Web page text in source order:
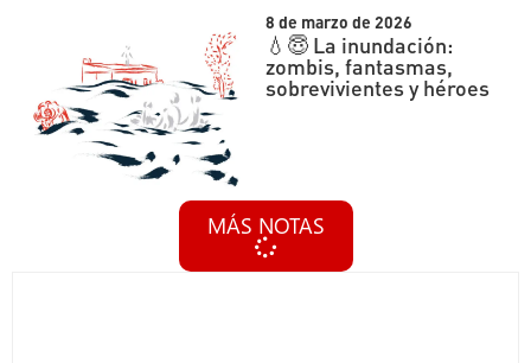
8 de marzo de 2026
💧😇 La inundación:
zombis, fantasmas,
sobrevivientes y héroes
MÁS NOTAS